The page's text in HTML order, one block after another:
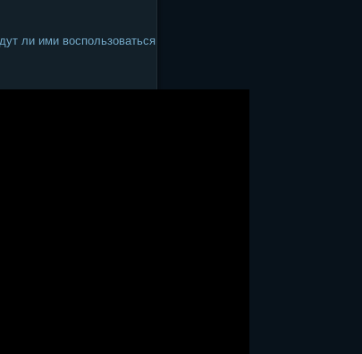
ли ими воспользоваться